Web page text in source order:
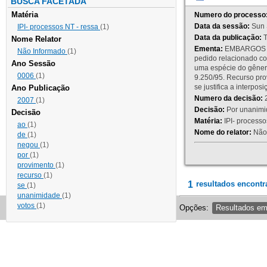
Matéria
IPI- processos NT - ressa (1)
Nome Relator
Não Informado (1)
Ano Sessão
0006 (1)
Ano Publicação
2007 (1)
Decisão
ao (1)
de (1)
negou (1)
por (1)
provimento (1)
recurso (1)
se (1)
unanimidade (1)
votos (1)
Numero do
Data da sessão: Sun
Data da publicação:
Ementa:
pedido relacionado
uma espécie do
9.250/95. Recurso
se justifica a
Numero da decisão:
Decisão: Por
Matéria: IPI-
Nome do relator:
1 resultados
Opções: Resultados